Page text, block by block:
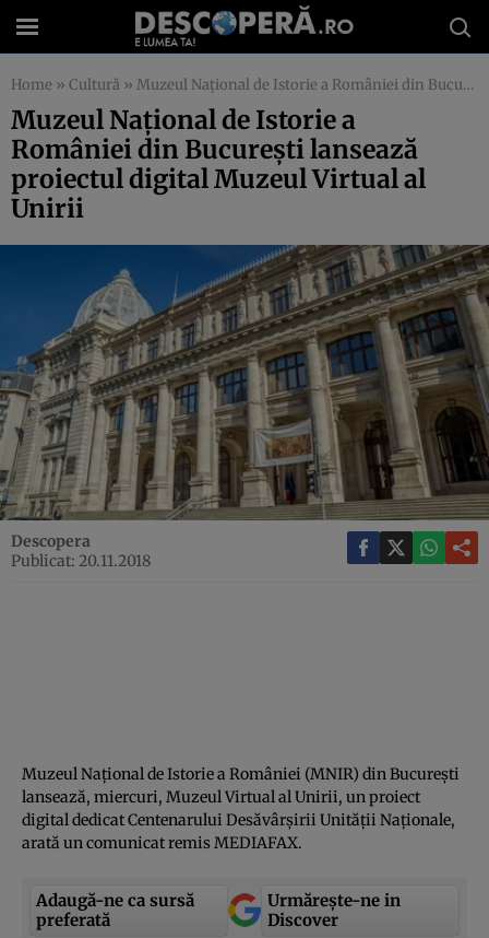
Home » Cultură » Muzeul Naţional de Istorie a României din Bucureşti lansează proiectul digital Muzeul Virtual al Unirii
Muzeul Naţional de Istorie a
României din Bucureşti lansează
proiectul digital Muzeul Virtual al
Unirii
Descopera
Publicat: 20.11.2018
Muzeul Naţional de Istorie a României (MNIR) din Bucureşti
lansează, miercuri, Muzeul Virtual al Unirii, un proiect
digital dedicat Centenarului Desăvârşirii Unităţii Naţionale,
arată un comunicat remis MEDIAFAX.
Adaugă-ne ca sursă
preferată
Urmărește-ne in
Discover